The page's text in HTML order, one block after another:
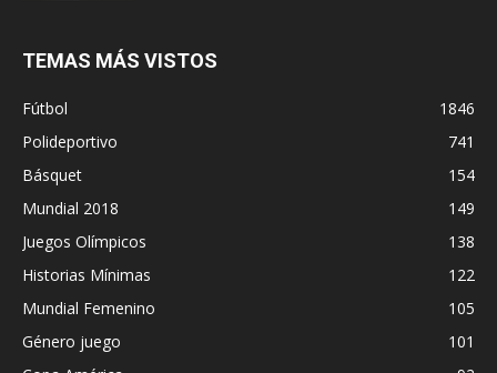
TEMAS MÁS VISTOS
Fútbol
1846
Polideportivo
741
Básquet
154
Mundial 2018
149
Juegos Olímpicos
138
Historias Mínimas
122
Mundial Femenino
105
Género juego
101